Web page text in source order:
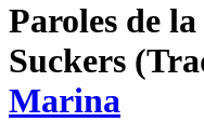
Paroles de
Suckers
Marina